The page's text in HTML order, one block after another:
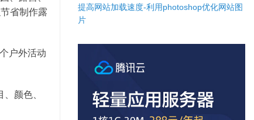
省制作露
户外活动
颜色、
提高网站加载速度-利用photoshop优化网站图
片